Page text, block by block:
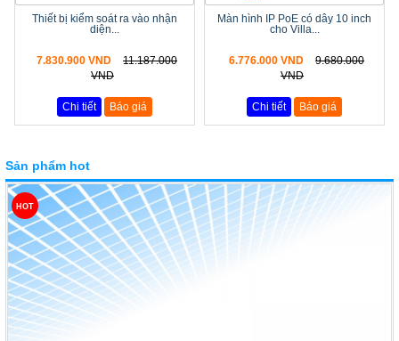
Thiết bị kiểm soát ra vào nhận
diện...
7.830.900 VND
11.187.000
VND
Chi tiết Báo giá
Màn hình IP PoE có dây 10 inch
cho Villa...
6.776.000 VND
9.680.000
VND
Chi tiết Báo giá
Sản phẩm hot
HOT